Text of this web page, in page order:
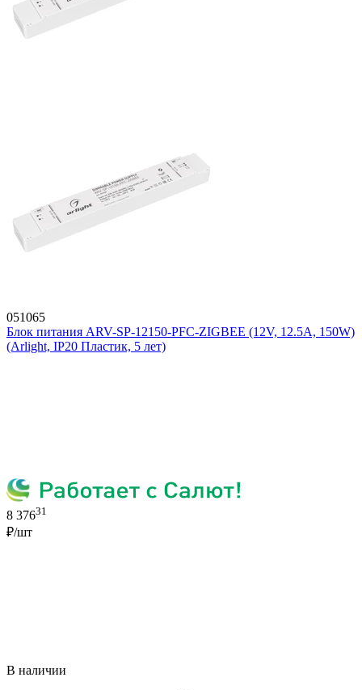
051065
Блок питания ARV-SP-12150-PFC-ZIGBEE (12V, 12.5A, 150W)
(Arlight, IP20 Пластик, 5 лет)
8 37631
₽/шт
В наличии